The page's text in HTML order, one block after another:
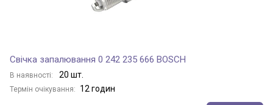
Свічка запалювання 0 242 235 666 BOSCH
В наявності: 20 шт.
Термін очікування: 12 годин